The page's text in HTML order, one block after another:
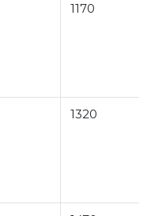
1170
1320